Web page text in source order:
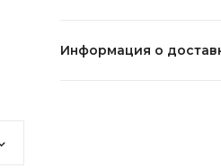
Информация о